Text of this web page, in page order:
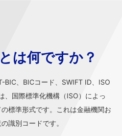
は何ですか？
BIC、BICコード、SWIFT ID、ISO
、国際標準化機構（ISO）によっ
標準形式です。これは金融機関お
識別コードです。